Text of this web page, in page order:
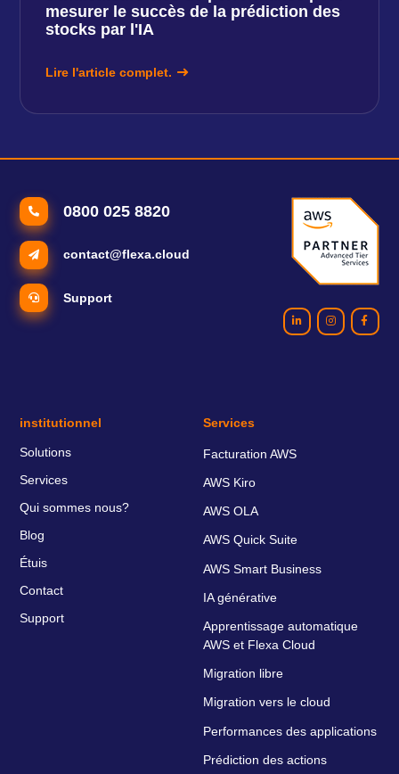
mesurer le succès de la prédiction des
stocks par l'IA
Lire l'article complet.
0800 025 8820
contact@flexa.cloud
Support
institutionnel
Solutions
Services
Qui sommes nous?
Blog
Étuis
Contact
Support
Services
Facturation AWS
AWS Kiro
AWS OLA
AWS Quick Suite
AWS Smart Business
IA générative
Apprentissage automatique
AWS et Flexa Cloud
Migration libre
Migration vers le cloud
Performances des applications
Prédiction des actions